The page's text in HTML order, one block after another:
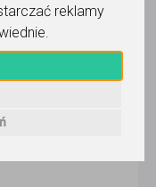
reklamy